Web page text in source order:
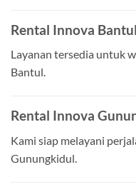
Rental Innova Bantul
Layanan tersedia untuk
Bantul.
Rental Innova
Kami siap melayani
Gunungkidul.